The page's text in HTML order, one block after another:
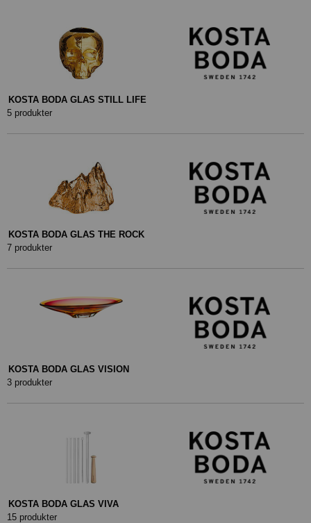
KOSTA BODA GLAS STILL LIFE
5 produkter
KOSTA BODA GLAS THE ROCK
7 produkter
KOSTA BODA GLAS VISION
3 produkter
KOSTA BODA GLAS VIVA
15 produkter